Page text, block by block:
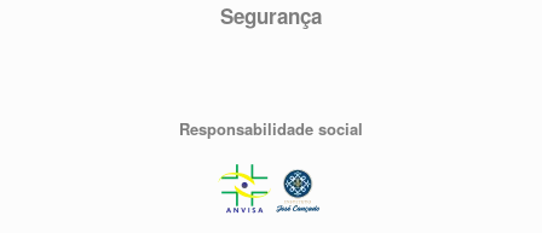
Segurança
Responsabilidade social